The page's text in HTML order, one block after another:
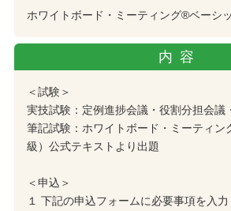
ホワイトボード・ミーティング®︎ベーシ
内容
＜試験＞
実技試験：定例進捗会議・役割分担会議
筆記試験：ホワイトボード・ミーティン
級）公式テキストより出題
＜申込＞
１ 下記の申込フォームに必要事項を入